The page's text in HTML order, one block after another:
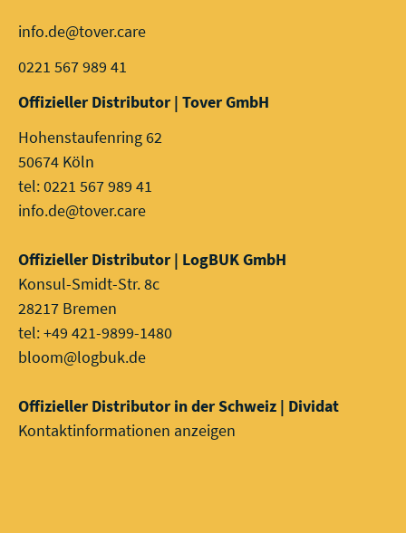
info.de@tover.care
0221 567 989 41
Offizieller Distributor | Tover GmbH
Hohenstaufenring 62
50674 Köln
tel: 0221 567 989 41
info.de@tover.care
Offizieller Distributor | LogBUK GmbH
Konsul-Smidt-Str. 8c
28217 Bremen
tel: +49 421-9899-1480
bloom@logbuk.de
Offizieller Distributor in der Schweiz | Dividat
Kontaktinformationen anzeigen